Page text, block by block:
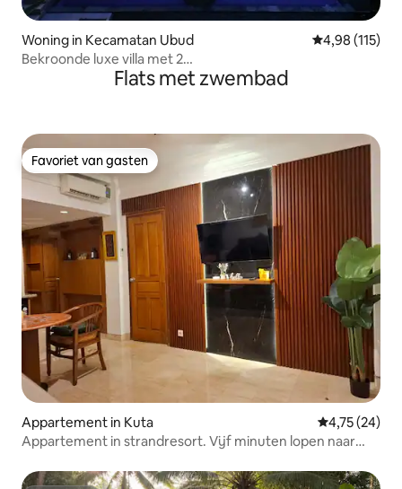
Woning in Kecamatan Ubud Gemiddelde
4,98 (115)
Bekroonde luxe villa met 2
slaapkamers•Overloopzwembad•Uitzicht op de jungle
Flats met zwembad
Favoriet van gasten
Favoriet van gasten
Appartement in Kuta Gemiddelde
4,75 (24)
Appartement in strandresort. Vijf minuten lopen naar